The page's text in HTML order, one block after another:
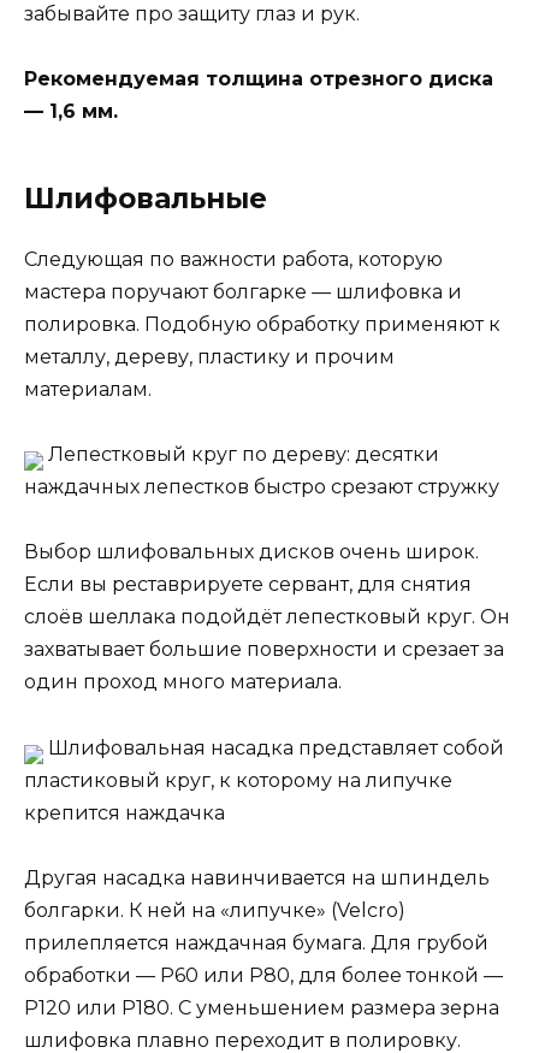
забывайте про защиту глаз и рук.
Рекомендуемая толщина отрезного диска
— 1,6 мм.
Шлифовальные
Следующая по важности работа, которую
мастера поручают болгарке — шлифовка и
полировка. Подобную обработку применяют к
металлу, дереву, пластику и прочим
материалам.
Лепестковый круг по дереву: десятки
наждачных лепестков быстро срезают стружку
Выбор шлифовальных дисков очень широк.
Если вы реставрируете сервант, для снятия
слоёв шеллака подойдёт лепестковый круг. Он
захватывает большие поверхности и срезает за
один проход много материала.
Шлифовальная насадка представляет собой
пластиковый круг, к которому на липучке
крепится наждачка
Другая насадка навинчивается на шпиндель
болгарки. К ней на «липучке» (Velcro)
прилепляется наждачная бумага. Для грубой
обработки — P60 или P80, для более тонкой —
P120 или P180. С уменьшением размера зерна
шлифовка плавно переходит в полировку.